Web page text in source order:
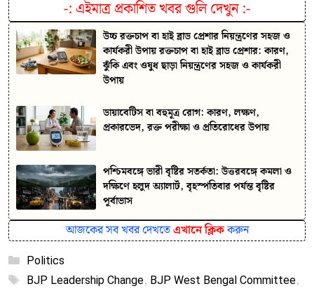
-: এইমাত্র প্রকাশিত খবর গুলি দেখুন:-
উচ্চ রক্তচাপ বা হাই ব্লাড প্রেশার নিয়ন্ত্রণের সহজ ও
কার্যকরী উপায় রক্তচাপ বা হাই ব্লাড প্রেশার: কারণ,
ঝুঁকি এবং ওষুধ ছাড়া নিয়ন্ত্রণের সহজ ও কার্যকরী
উপায়
ডায়াবেটিস বা বহুমূত্র রোগ: কারণ, লক্ষণ,
প্রকারভেদ, রক্ত পরীক্ষা ও প্রতিরোধের উপায়
পশ্চিমবঙ্গে ভারী বৃষ্টির সতর্কতা: উত্তরবঙ্গে কমলা ও
দক্ষিণে হলুদ অ্যালার্ট, বৃহস্পতিবার পর্যন্ত বৃষ্টির
পূর্বাভাস
আজকের সব খবর দেখতেএখানে ক্লিককরুন
Categories
Politics
Tags
BJP Leadership Change, BJP West Bengal Committee,